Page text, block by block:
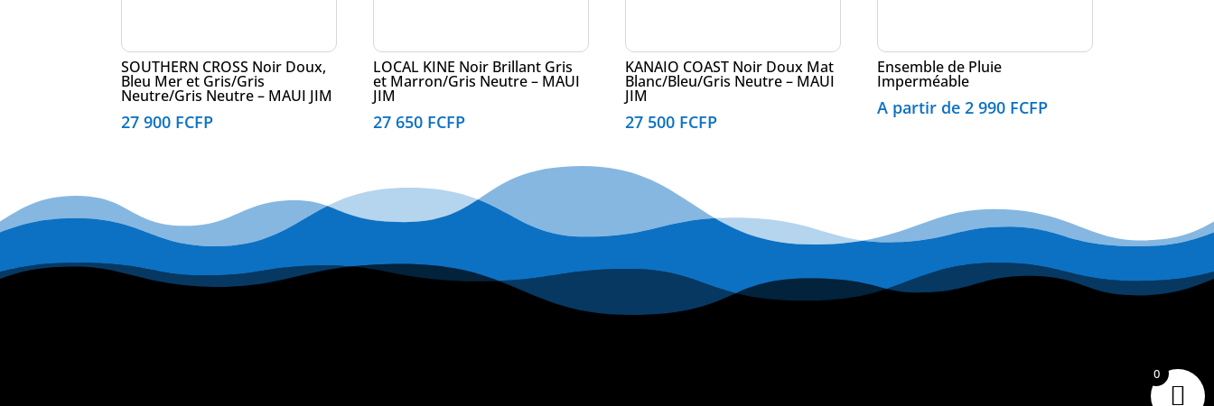
SOUTHERN CROSS Noir Doux,
Bleu Mer et Gris/Gris
Neutre/Gris Neutre – MAUI JIM
27 900 FCFP
LOCAL KINE Noir Brillant Gris
et Marron/Gris Neutre – MAUI
JIM
27 650 FCFP
KANAIO COAST Noir Doux Mat
Blanc/Bleu/Gris Neutre – MAUI
JIM
27 500 FCFP
Ensemble de Pluie
Imperméable
A partir de2 990 FCFP
0